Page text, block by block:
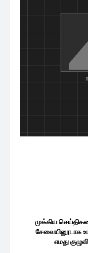
முக்கிய
சேவையினூடாக
எமது